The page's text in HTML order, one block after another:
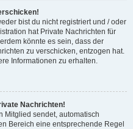
bist du nicht registriert und / oder
hat Private Nachrichten für
könnte es sein, dass der
zu verschicken, entzogen hat.
Informationen zu erhalten.
Nachrichten!
Mitglied sendet, automatisch
Bereich eine entsprechende Regel